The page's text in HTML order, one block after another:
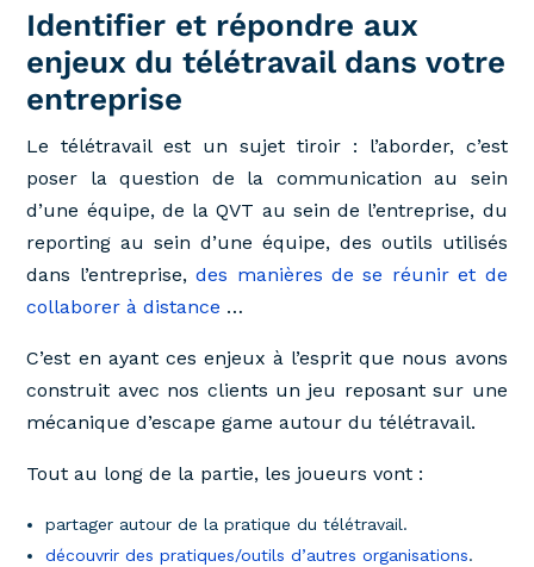
Identifier et répondre aux
enjeux du télétravail dans votre
entreprise
Le télétravail est un sujet tiroir : l’aborder, c’est
poser la question de la communication au sein
d’une équipe, de la QVT au sein de l’entreprise, du
reporting au sein d’une équipe, des outils utilisés
dans l’entreprise,des manières de se réunir et de
collaborer à distance …
C’est en ayant ces enjeux à l’esprit que nous avons
construit avec nos clients un jeu reposant sur une
mécanique d’escape game autour du télétravail.
Tout au long de la partie, les joueurs vont :
partager autour de la pratique du télétravail.
découvrir des pratiques/outils d’autres organisations.